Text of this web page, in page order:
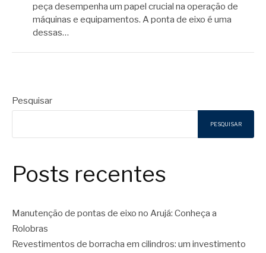
peça desempenha um papel crucial na operação de
máquinas e equipamentos. A ponta de eixo é uma
dessas…
Pesquisar
PESQUISAR
Posts recentes
Manutenção de pontas de eixo no Arujá: Conheça a
Rolobras
Revestimentos de borracha em cilindros: um investimento